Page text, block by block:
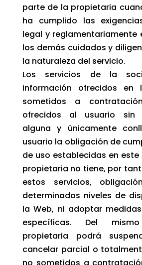
parte de la propietaria
ha cumplido las
legal y reglamentariamente
los demás cuidados y
la naturaleza del servicio.
Los servicios de la
información ofrecidos
sometidos a
ofrecidos al usuario sin
alguna y únicamente
usuario la obligación de
de uso establecidas en este
propietaria no tiene, por
estos servicios,
determinados niveles de
la Web, ni adoptar
específicas. Del
propietaria podrá
cancelar parcial o